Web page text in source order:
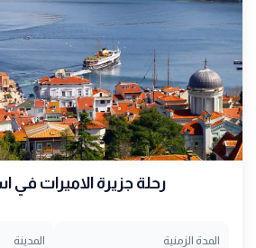
رحلة جزيرة الاميرات
المدة الزمنية المدينة